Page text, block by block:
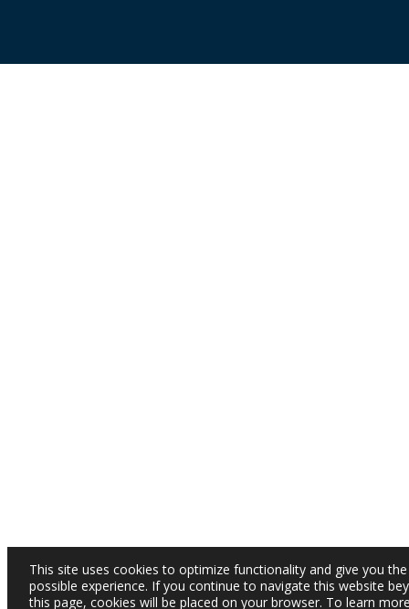
This site uses cookies to optimize functionality and give you
possible experience. If you continue to navigate this website
this page, cookies will be placed on your browser. To learn